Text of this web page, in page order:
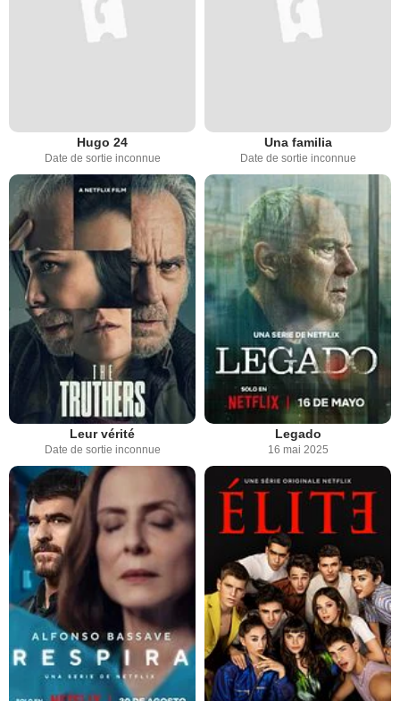
Hugo 24
Date de sortie inconnue
Una familia
Date de sortie inconnue
Leur vérité
Date de sortie inconnue
Legado
16 mai 2025